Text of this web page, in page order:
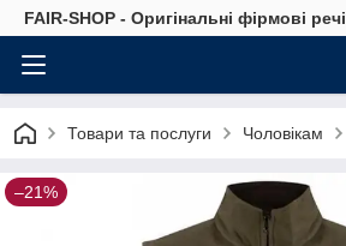
FAIR-SHOP - Оригінальні фірмові речі
Товари та послуги Чоловікам
–21%